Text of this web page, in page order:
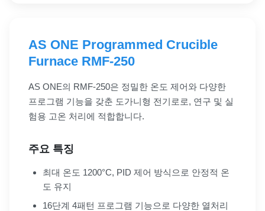
AS ONE Programmed Crucible
Furnace RMF-250
AS ONE의 RMF-250은 정밀한 온도 제어와 다양한
프로그램 기능을 갖춘 도가니형 전기로로, 연구 및 실
험용 고온 처리에 적합합니다.
주요 특징
최대 온도 1200°C, PID 제어 방식으로 안정적 온
도 유지
16단계 4패턴 프로그램 기능으로 다양한 열처리